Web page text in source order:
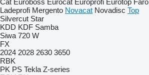
Cat Euroboss Eurocat Europrofi Eurotop Faro
Ladeprofi Mergento Novacat Novadisc Top
Silvercut Star
KDD KDF Samba
Siwa 720 W
FX
2024 2028 2630 3650
RBK
PK PS Tekla Z-series